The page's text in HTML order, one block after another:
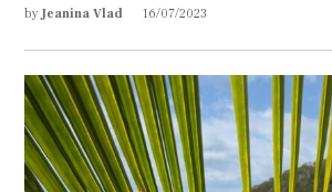
by Jeanina Vlad 16/07/2023